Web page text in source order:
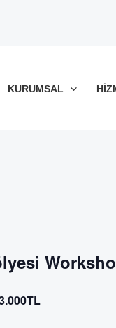
KURUMSAL